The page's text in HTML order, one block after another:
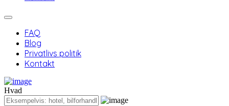
FAQ
Blog
Privatlivs politik
Kontakt
Hvad